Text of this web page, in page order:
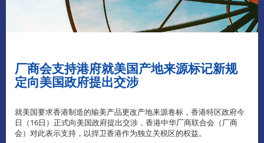
厂商会支持港府就美国产地来源标记新规
定向美国政府提出交涉
就美国要求香港制造的输美产品更改产地来源卷标，香港特区政府今
日（16日）正式向美国政府提出交涉，香港中华厂商联合会（厂商
会）对此表示支持，以捍卫香港作为独立关税区的权益。